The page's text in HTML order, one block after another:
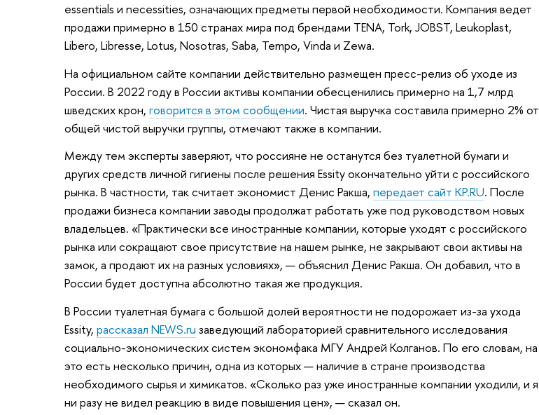
essentials и necessities, означающих предметы первой необходимости. Компания ведет
продажи примерно в 150 странах мира под брендами TENA, Tork, JOBST, Leukoplast,
Libero, Libresse, Lotus, Nosotras, Saba, Tempo, Vinda и Zewa.
На официальном сайте компании действительно размещен пресс-релиз об уходе из
России. В 2022 году в России активы компании обесценились примерно на 1,7 млрд
шведских крон, говорится в этом сообщении. Чистая выручка составила примерно 2% от
общей чистой выручки группы, отмечают также в компании.
Между тем эксперты заверяют, что россияне не останутся без туалетной бумаги и
других средств личной гигиены после решения Essity окончательно уйти с российского
рынка. В частности, так считает экономист Денис Ракша, передает сайт KP.RU. После
продажи бизнеса компании заводы продолжат работать уже под руководством новых
владельцев. «Практически все иностранные компании, которые уходят с российского
рынка или сокращают свое присутствие на нашем рынке, не закрывают свои активы на
замок, а продают их на разных условиях», — объяснил Денис Ракша. Он добавил, что в
России будет доступна абсолютно такая же продукция.
В России туалетная бумага с большой долей вероятности не подорожает из-за ухода
Essity, рассказал NEWS.ru заведующий лабораторией сравнительного исследования
социально-экономических систем экономфака МГУ Андрей Колганов. По его словам, на
это есть несколько причин, одна из которых — наличие в стране производства
необходимого сырья и химикатов. «Сколько раз уже иностранные компании уходили, и я
ни разу не видел реакцию в виде повышения цен», — сказал он.